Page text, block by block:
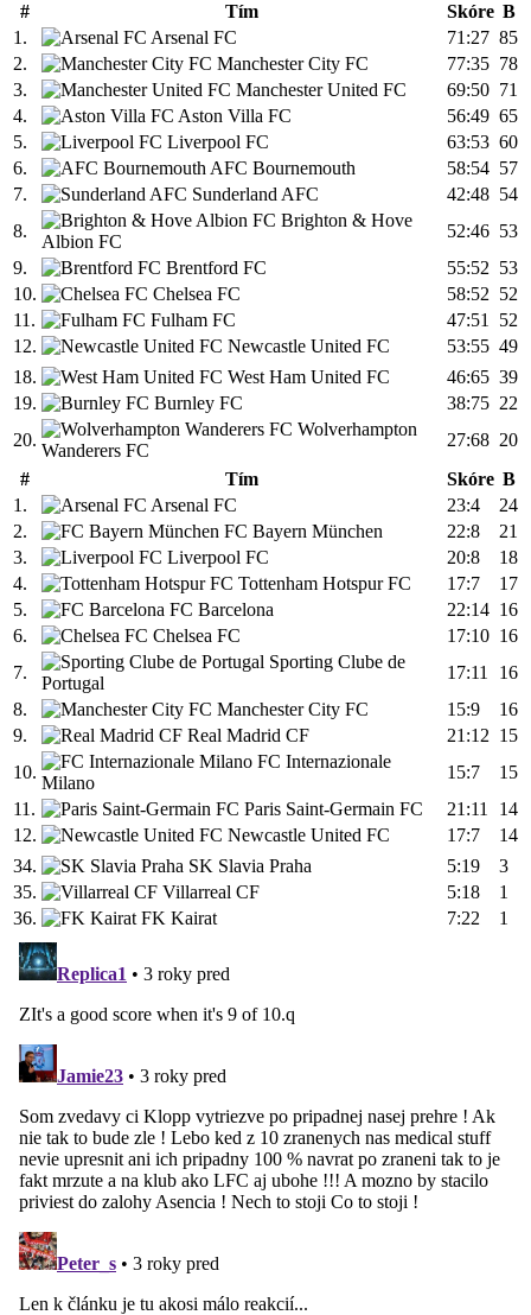
# Tím Skóre B
1.
Arsenal FC 71:27 85
2.
Manchester City FC 77:35 78
3.
Manchester United FC 69:50 71
4.
Aston Villa FC 56:49 65
5.
Liverpool FC 63:53 60
6.
AFC Bournemouth 58:54 57
7.
Sunderland AFC 42:48 54
8.
Brighton & Hove
Albion FC
52:46 53
9.
Brentford FC 55:52 53
10.
Chelsea FC 58:52 52
11.
Fulham FC 47:51 52
12.
Newcastle United FC 53:55 49
18.
West Ham United FC 46:65 39
19.
Burnley FC 38:75 22
20.
Wolverhampton
Wanderers FC
27:68 20
#
Tím Skóre B
1.
Arsenal FC 23:4
24
2.
FC Bayern München 22:8
21
3.
Liverpool FC 20:8
18
4.
Tottenham Hotspur FC 17:7
17
5.
FC Barcelona 22:14 16
6.
Chelsea FC 17:10 16
7.
Sporting Clube de
Portugal
17:11
16
8.
Manchester City FC 15:9
16
9.
Real Madrid CF 21:12 15
10.
FC Internazionale
Milano
15:7
15
11.
Paris Saint-Germain FC 21:11
14
12.
Newcastle United FC 17:7
14
34.
SK Slavia Praha 5:19
3
35.
Villarreal CF 5:18
1
36.
FK Kairat 7:22 1